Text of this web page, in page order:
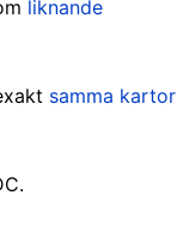
liknande
samma kartor